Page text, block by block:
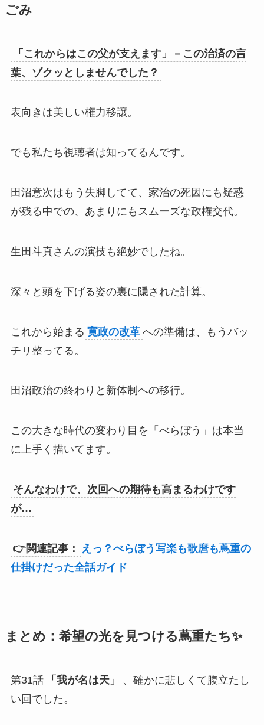
ごみ
「これからはこの父が支えます」－この治済の言
葉、ゾクッとしませんでした？
表向きは美しい権力移譲。
でも私たち視聴者は知ってるんです。
田沼意次はもう失脚してて、家治の死因にも疑惑
が残る中での、あまりにもスムーズな政権交代。
生田斗真さんの演技も絶妙でしたね。
深々と頭を下げる姿の裏に隠された計算。
これから始まる 寛政の改革 への準備は、もうバッ
チリ整ってる。
田沼政治の終わりと新体制への移行。
この大きな時代の変わり目を「べらぼう」は本当
に上手く描いてます。
そんなわけで、次回への期待も高まるわけです
が…
👉関連記事：
えっ？べらぼう写楽も歌麿も蔦重の
仕掛けだった全話ガイド
まとめ：希望の光を見つける蔦重たち✨
第31話 「我が名は天」
、確かに悲しくて腹立たし
い回でした。